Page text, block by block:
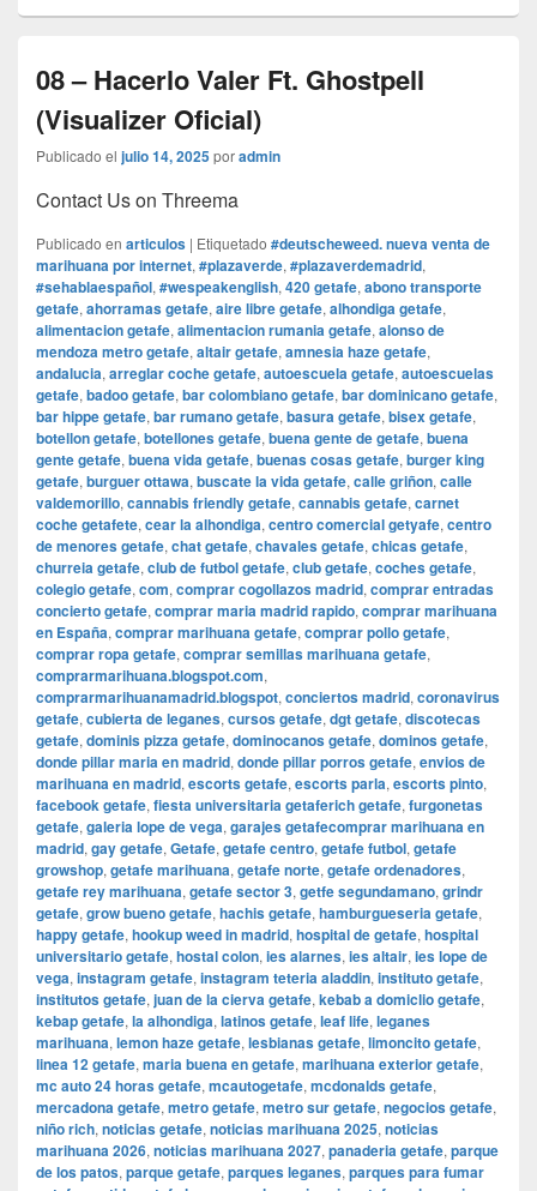
08 – Hacerlo Valer Ft. Ghostpell
(Visualizer Oficial)
Publicado el julio 14, 2025poradmin
Contact Us on Threema
Publicado en articulos | Etiquetado #deutscheweed. nueva venta de
marihuana por internet, #plazaverde, #plazaverdemadrid,
#sehablaespañol, #wespeakenglish, 420 getafe, abono transporte
getafe, ahorramas getafe, aire libre getafe, alhondiga getafe,
alimentacion getafe, alimentacion rumania getafe, alonso de
mendoza metro getafe, altair getafe, amnesia haze getafe,
andalucia, arreglar coche getafe, autoescuela getafe, autoescuelas
getafe, badoo getafe, bar colombiano getafe, bar dominicano getafe,
bar hippe getafe, bar rumano getafe, basura getafe, bisex getafe,
botellon getafe, botellones getafe, buena gente de getafe, buena
gente getafe, buena vida getafe, buenas cosas getafe, burger king
getafe, burguer ottawa, buscate la vida getafe, calle griñon, calle
valdemorillo, cannabis friendly getafe, cannabis getafe, carnet
coche getafete, cear la alhondiga, centro comercial getyafe, centro
de menores getafe, chat getafe, chavales getafe, chicas getafe,
churreia getafe, club de futbol getafe, club getafe, coches getafe,
colegio getafe, com, comprar cogollazos madrid, comprar entradas
concierto getafe, comprar maria madrid rapido, comprar marihuana
en España, comprar marihuana getafe, comprar pollo getafe,
comprar ropa getafe, comprar semillas marihuana getafe,
comprarmarihuana.blogspot.com,
comprarmarihuanamadrid.blogspot, conciertos madrid, coronavirus
getafe, cubierta de leganes, cursos getafe, dgt getafe, discotecas
getafe, dominis pizza getafe, dominocanos getafe, dominos getafe,
donde pillar maria en madrid, donde pillar porros getafe, envios de
marihuana en madrid, escorts getafe, escorts parla, escorts pinto,
facebook getafe, fiesta universitaria getaferich getafe, furgonetas
getafe, galeria lope de vega, garajes getafecomprar marihuana en
madrid, gay getafe, Getafe, getafe centro, getafe futbol, getafe
growshop, getafe marihuana, getafe norte, getafe ordenadores,
getafe rey marihuana, getafe sector 3, getfe segundamano, grindr
getafe, grow bueno getafe, hachis getafe, hamburgueseria getafe,
happy getafe, hookup weed in madrid, hospital de getafe, hospital
universitario getafe, hostal colon, ies alarnes, ies altair, ies lope de
vega, instagram getafe, instagram teteria aladdin, instituto getafe,
institutos getafe, juan de la cierva getafe, kebab a domiclio getafe,
kebap getafe, la alhondiga, latinos getafe, leaf life, leganes
marihuana, lemon haze getafe, lesbianas getafe, limoncito getafe,
linea 12 getafe, maria buena en getafe, marihuana exterior getafe,
mc auto 24 horas getafe, mcautogetafe, mcdonalds getafe,
mercadona getafe, metro getafe, metro sur getafe, negocios getafe,
niño rich, noticias getafe, noticias marihuana 2025, noticias
marihuana 2026, noticias marihuana 2027, panaderia getafe, parque
de los patos, parque getafe, parques leganes, parques para fumar